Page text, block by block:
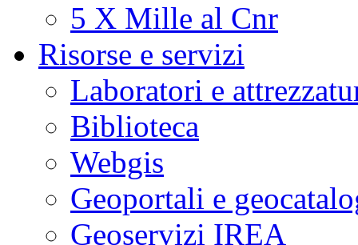
5 X Mille al Cnr
Risorse e servizi
Laboratori e
Biblioteca
Webgis
Geoportali e
Geoservizi IREA